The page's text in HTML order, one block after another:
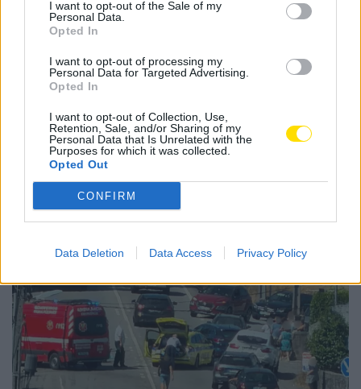
I want to opt-out of the Sale of my
Personal Data.
Opted In
I want to opt-out of processing my
Personal Data for Targeted Advertising.
Opted In
I want to opt-out of Collection, Use,
Retention, Sale, and/or Sharing of my
Personal Data that Is Unrelated with the
Purposes for which it was collected.
Opted Out
CONFIRM
Data Deletion Data Access Privacy Policy
CIDADE HOJE 29 DE SETEMBRO, 2020 0
Ruivanense vai receber equipamentos novos
CIDADE HOJE 27 DE AGOSTO, 2020 0
1 2
Notícias Populares